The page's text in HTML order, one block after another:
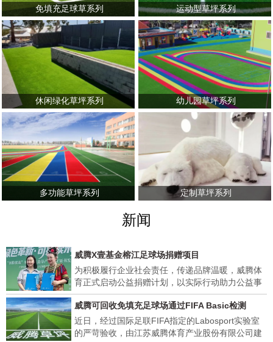
免填充足球草系列 运动型草坪系列
休闲绿化草坪系列 幼儿园草坪系列
多功能草坪系列 定制草坪系列
新闻
威腾X壹基金榕江足球场捐赠项目
为积极履行企业社会责任，传递品牌温暖，威腾体
育正式启动公益捐赠计划，以实际行动助力公益事
业发展，彰显企业责任与担当。威腾体育明确承
诺，将通过捐赠在中国境内全渠道销售的威腾 VRG
可回收免填充人造草坪的利润，实现对乙方公益事
业的支持。具体捐赠计算方式为：每销售1平米该款
威腾可回收免填充足球场通过FIFA Basic检测
近日，经过国际足联FIFA指定的Labosport实验室
的严苛验收，由江苏威腾体育产业股份有限公司建